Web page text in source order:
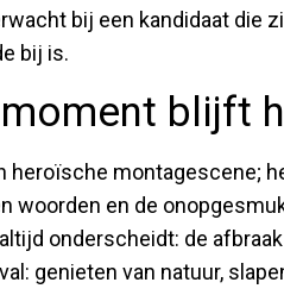
bij een kandidaat die
bij is.
blijft
heroïsche montagescene;
woorden en de
onderscheidt: de
genieten van natuur,